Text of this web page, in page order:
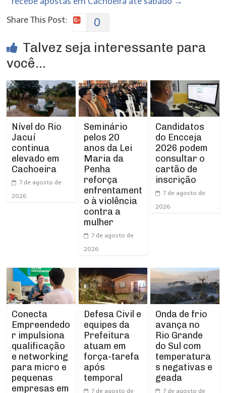
Share This Post:
0
Talvez seja interessante para
você...
Nível do Rio
Jacuí
continua
elevado em
Cachoeira
7 de agosto de
2026
Seminário
pelos 20
anos da Lei
Maria da
Penha
reforça
enfrentament
o à violência
contra a
mulher
7 de agosto de
2026
Candidatos
do Encceja
2026 podem
consultar o
cartão de
inscrição
7 de agosto de
2026
Conecta
Empreendedo
r impulsiona
qualificação
e networking
para micro e
pequenas
empresas em
Defesa Civil e
equipes da
Prefeitura
atuam em
força-tarefa
após
temporal
7 de agosto de
Onda de frio
avança no
Rio Grande
do Sul com
temperatura
s negativas e
geada
7 de agosto de